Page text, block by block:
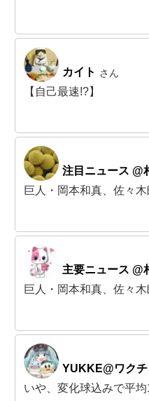
カイト さん
【自己最速!?】
注目ニュース @
巨人・岡本和真、佐々
主要ニュース @
巨人・岡本和真、佐々
YUKKE@ワク
いや、変化球込みで平